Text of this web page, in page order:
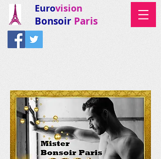
Eurovision
Bonsoir Paris